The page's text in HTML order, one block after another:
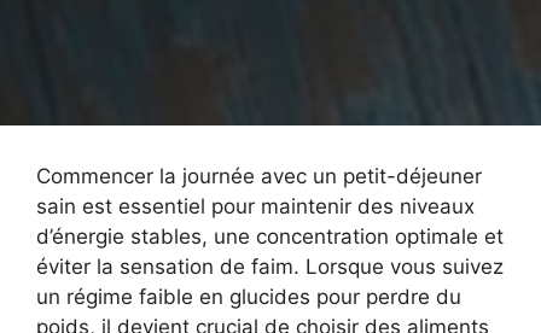
Commencer la journée avec un petit-déjeuner
sain est essentiel pour maintenir des niveaux
d’énergie stables, une concentration optimale et
éviter la sensation de faim. Lorsque vous suivez
un régime faible en glucides pour perdre du
poids, il devient crucial de choisir des aliments